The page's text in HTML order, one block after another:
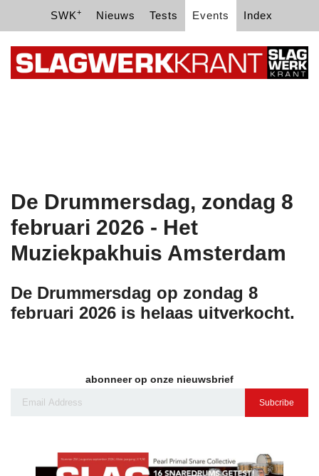
SWK+ Nieuws Tests Events Index
De Drummersdag, zondag 8
februari 2026 - Het
Muziekpakhuis Amsterdam
De Drummersdag op zondag 8
februari 2026 is helaas uitverkocht.
abonneer op onze nieuwsbrief
Subcribe